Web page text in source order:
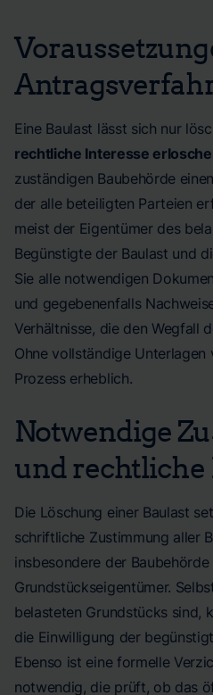
Eine Baulast lässt sich nur
rechtliche Interesse
zuständigen Baubehörde
der alle beteiligten Parteien
meist der Eigentümer des
Begünstigte der Baulast und
Sie alle notwendigen
und gegebenenfalls
Verhältnisse, die den Wegfall
Ohne vollständige
Prozess erheblich.
Notwendige
und
Die Löschung einer Baulast
schriftliche Zustimmung aller
insbesondere der
Grundstückseigentümer.
belasteten Grundstücks sind,
die Einwilligung der
Ebenso ist eine formelle
notwendig, die prüft, ob das